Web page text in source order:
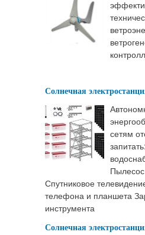
Солнечная
сетям
Спутниковое
телефона и планшета
инструмента
Солнечная